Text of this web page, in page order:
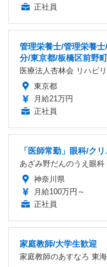
正社員
管理栄養士/管理栄養
分/東京都/板橋区前野
医療法人杏林会 リハビ
東京都
月給21万円
正社員
「医師常勤」眼科/ク
あざみ野だんのうえ眼科
神奈川県
月給100万円～
正社員
家庭教師/大学生歓迎
家庭教師のあすなろ 東